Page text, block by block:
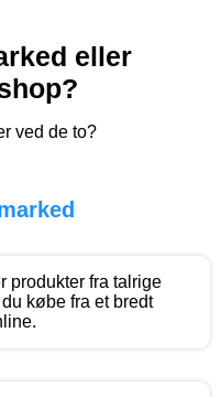
eller
ved de to?
produkter fra talrige
købe fra et bredt